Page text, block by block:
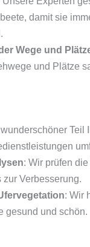
damit sie
Wege und
und Plätze
Teil
: Wir prüfen
zur Verbesserung.
: Wir
gesund und schön.